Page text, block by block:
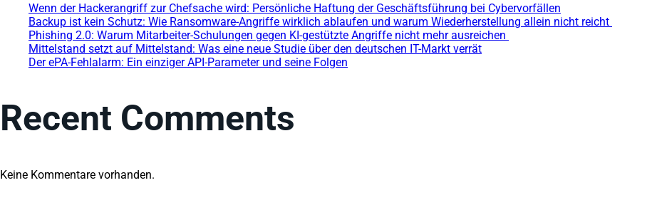
Wenn der Hackerangriff zur Chefsache wird: Persönliche Haftung der Geschäftsführung bei Cybervorfällen
Backup ist kein Schutz: Wie Ransomware-Angriffe wirklich ablaufen und warum Wiederherstellung allein nicht reicht
Phishing 2.0: Warum Mitarbeiter-Schulungen gegen KI-gestützte Angriffe nicht mehr ausreichen
Mittelstand setzt auf Mittelstand: Was eine neue Studie über den deutschen IT-Markt verrät
Der ePA-Fehlalarm: Ein einziger API-Parameter und seine Folgen
Recent Comments
Keine Kommentare vorhanden.